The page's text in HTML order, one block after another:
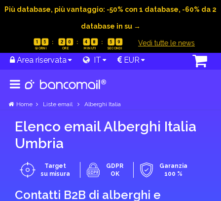
Più database, più vantaggio: -50% con 1 database, -60% da 2
database in su →
1 5 2 0 4 8 5 8 Vedi tutte le news
Area riservata IT EUR
Home Liste email Alberghi Italia
Elenco email Alberghi Italia
Umbria
Target
su misura
GDPR
OK
Garanzia
100 %
Contatti B2B di alberghi e